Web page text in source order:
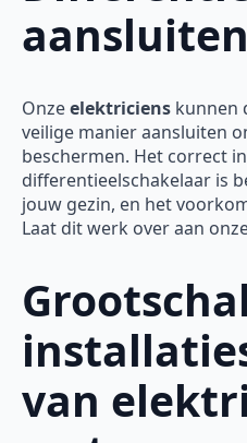
aansluiten
Onzeelektriciens kunnen
veilige manier aansluiten
beschermen. Het correct
differentieelschakelaar is
jouw gezin, en het
Laat dit werk over aan
van